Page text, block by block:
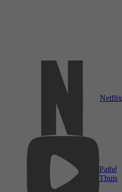
Netflix
Pathé
Thuis